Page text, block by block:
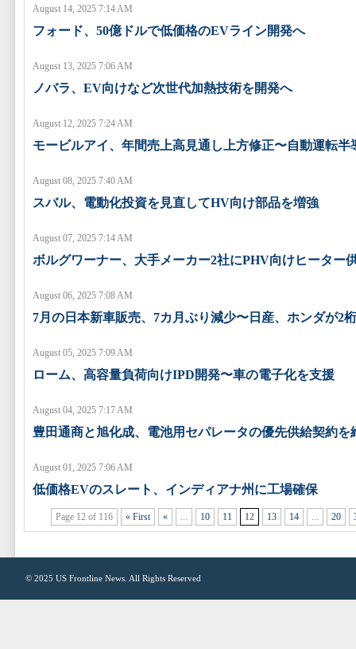
August 14, 2025 7:14 AM
フォード、50億ドルで低価格のEVライン開発へ
August 13, 2025 7:06 AM
ノバラ、EV向けなど次世代加熱技術を開発へ
August 12, 2025 7:24 AM
モービルアイ、年間売上高見通し上方修正〜自動運転半
August 08, 2025 7:40 AM
スバル、電動化投資を見直してHV向け部品を増強
August 07, 2025 7:14 AM
ボルグワーナー、大手メーカー2社にPHV向けヒーター
August 06, 2025 7:08 AM
7月の日本新車販売、7カ月ぶり減少〜日産、ホンダが2
August 05, 2025 7:09 AM
ローム、高容量負荷向けIPD開発〜車の電子化を支援
August 04, 2025 7:17 AM
豊田通商と旭化成、電池用セパレータの優先供給契約を
August 01, 2025 7:06 AM
低価格EVのスレート、インディアナ州に工場確保
Page 12 of 116 « First « ... 10 11 12 13 14 ... 20
© 2025 US Frontline News . All Rights Reserved